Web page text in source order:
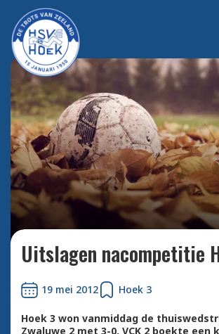
Uitslagen nacompetitie
19 mei 2012 Hoek 3
Hoek 3 won vanmiddag de
Zwaluwe 2 met 3-0. VCK 2 boekte een